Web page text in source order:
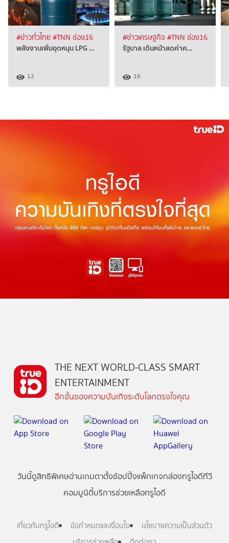
#ข่าวทั่วไทย#TNN ช่อง16
พลังงานเพิ่มอุดหนุน LPG …
12
#ข่าวเศรษฐกิจ #TNN ช่อง16
รัฐบาล เดินหน้าลดค่าค…
16
THE NEXT WORLD-CLASS SMART
ENTERTAINMENT
อีกขั้นของความบันเทิงระดับโลกตรงใจคุณ
วันนี้ดูสิทธิพิเศษอ่านเกมตาตั้งช้อปปิ้งแพ็กเกจกล่องทรูไอดีทีวี
คอมมูนิตี้บริการช่วยเหลือทรูไอดี
เกี่ยวกับทรูไอดี ข้อกำหนดและเงื่อนไข
นโยบายความเป็นส่วนตัว